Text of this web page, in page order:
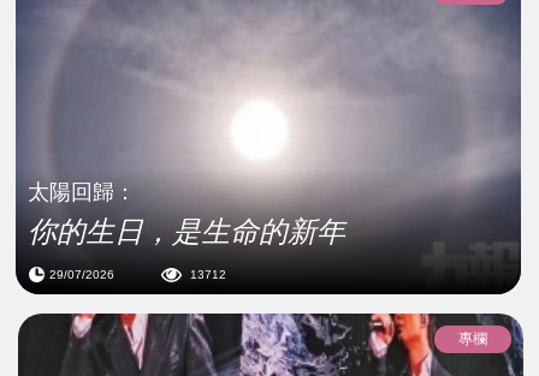
太陽回歸：
你的生日，是生命的新年
29/07/2026 13712
專欄